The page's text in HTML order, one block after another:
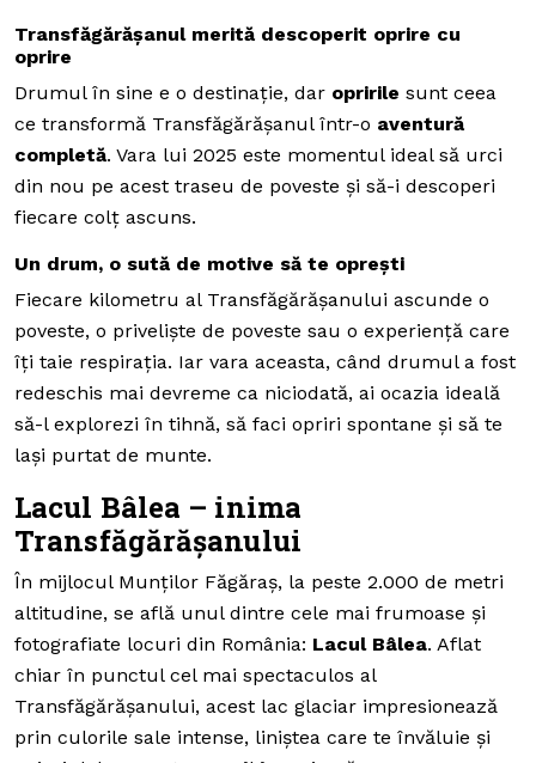
Transfăgărășanul merită descoperit oprire cu
oprire
Drumul în sine e o destinație, dar opririle sunt ceea
ce transformă Transfăgărășanul într-o aventură
completă. Vara lui 2025 este momentul ideal să urci
din nou pe acest traseu de poveste și să-i descoperi
fiecare colț ascuns.
Un drum, o sută de motive să te oprești
Fiecare kilometru al Transfăgărășanului ascunde o
poveste, o priveliște de poveste sau o experiență care
îți taie respirația. Iar vara aceasta, când drumul a fost
redeschis mai devreme ca niciodată, ai ocazia ideală
să-l explorezi în tihnă, să faci opriri spontane și să te
lași purtat de munte.
Lacul Bâlea – inima
Transfăgărășanului
În mijlocul Munților Făgăraș, la peste 2.000 de metri
altitudine, se află unul dintre cele mai frumoase și
fotografiate locuri din România: Lacul Bâlea. Aflat
chiar în punctul cel mai spectaculos al
Transfăgărășanului, acest lac glaciar impresionează
prin culorile sale intense, liniștea care te învăluie și